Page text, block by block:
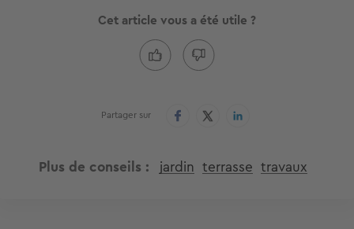
Cet article vous a été utile ?
Partager sur
Plus de conseils jardin terrasse travaux